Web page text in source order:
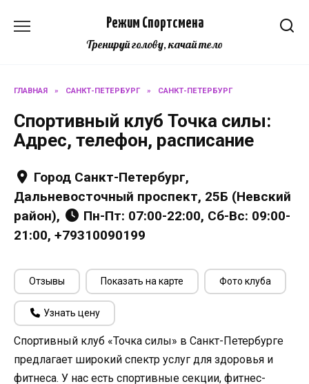
Режим Спортсмена
Тренируй голову, качай тело
ГЛАВНАЯ » САНКТ-ПЕТЕРБУРГ » САНКТ-ПЕТЕРБУРГ
Спортивный клуб Точка силы:
Адрес, телефон, расписание
Город Санкт-Петербург,
Дальневосточный проспект, 25Б (Невский
район),
Пн-Пт: 07:00-22:00, Сб-Вс: 09:00-
21:00, +79310090199
Отзывы Показать на карте Фото клуба
Узнать цену
Спортивный клуб «Точка силы» в Санкт-Петербурге
предлагает широкий спектр услуг для здоровья и
фитнеса. У нас есть спортивные секции, фитнес-